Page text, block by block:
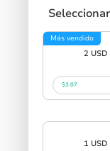
Más vendido
2 USD
$3.07
1 USD